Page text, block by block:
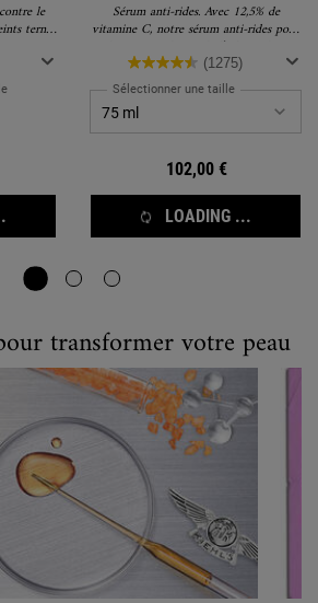
le
ternes
éclat.
Sérum anti-rides. Avec 12,5% de
vitamine C, notre sérum anti-rides pour
le visage redonne de l’éclat, aide à
raffermir la peau et diminue visiblement
les rides, les ridules et les pores, pour
une peau lisse et éclatante.
(1275)
Sélectionner une taille
102,00 €
LOADING ...
votre peautransformer votre peau